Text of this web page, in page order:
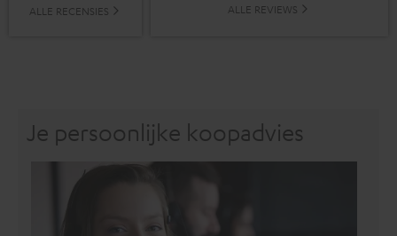
ALLE RECENSIES ALLE REVIEWS
Je persoonlijke koopadvies